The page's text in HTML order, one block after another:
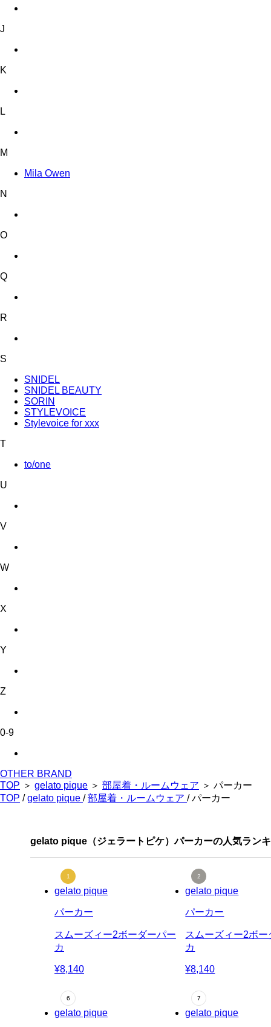
J
K
L
M
Mila Owen
N
O
Q
R
S
SNIDEL
SNIDEL BEAUTY
SORIN
STYLEVOICE
Stylevoice for xxx
T
to/one
U
V
W
X
Y
Z
0-9
OTHER BRAND
TOP ＞ gelato pique ＞ 部屋着・ルームウェア ＞ パーカー
TOP /gelato pique /部屋着・ルームウェア / パーカー
gelato pique（ジェラートピケ）パーカーの人気ラン
gelato pique
パーカー
スムーズィー2ボーダーパー
カ
¥8,140
gelato pique
パーカー
スムーズィー2ボー
カ
¥8,140
gelato pique gelato pique